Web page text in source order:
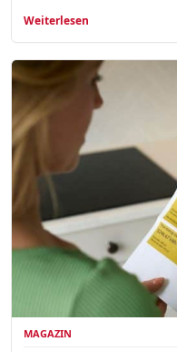
Weiterlesen
MAGAZIN